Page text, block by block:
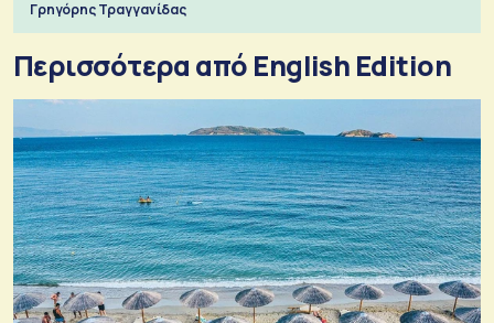
Γρηγόρης Τραγγανίδας
Περισσότερα από English Edition